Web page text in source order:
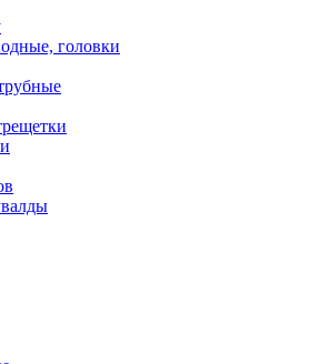
головки